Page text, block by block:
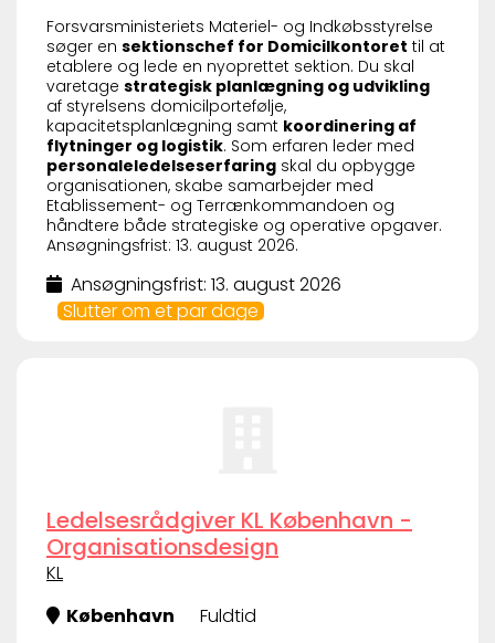
Forsvarsministeriets Materiel- og Indkøbsstyrelse
søger en sektionschef for Domicilkontoret til at
etablere og lede en nyoprettet sektion. Du skal
varetage strategisk planlægning og udvikling
af styrelsens domicilportefølje,
kapacitetsplanlægning samt koordinering af
flytninger og logistik. Som erfaren leder med
personaleledelseserfaring skal du opbygge
organisationen, skabe samarbejder med
Etablissement- og Terrænkommandoen og
håndtere både strategiske og operative opgaver.
Ansøgningsfrist: 13. august 2026.
Ansøgningsfrist: 13. august 2026
Slutter om et par dage
Ledelsesrådgiver KL København -
Organisationsdesign
KL
København
Fuldtid